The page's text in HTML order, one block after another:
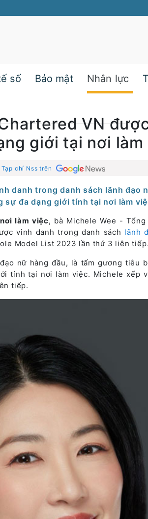
số Bảo mật Nhân lực
VN
giới tại nơi làm
chí Nss trên
danh trong danh sách lãnh đạo
đa dạng giới tính tại nơi làm
làm việc, bà Michele Wee - Tổng
vinh danh trong danh sách lãnh
Model List 2023 lần thứ 3 liên tiếp.
nữ hàng đầu, là tấm gương tiêu
tính tại nơi làm việc. Michele xếp
tiếp.